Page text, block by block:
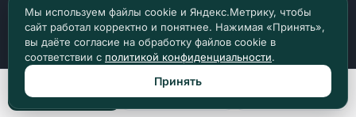
инструкций по российскому праву.
Задать вопрос
Мы используем файлы cookie и Яндекс.Метрику, чтобы
сайт работал корректно и понятнее. Нажимая «Принять»,
вы даёте согласие на обработку файлов cookie в
соответствии с политикой конфиденциальности.
Принять